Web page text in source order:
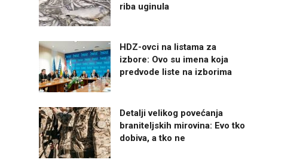
riba uginula
HDZ-ovci na listama za
izbore: Ovo su imena koja
predvode liste na izborima
Detalji velikog povećanja
braniteljskih mirovina: Evo tko
dobiva, a tko ne